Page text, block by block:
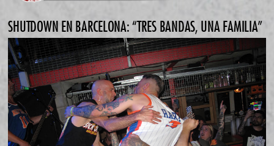
SHUTDOWN EN BARCELONA: “TRES BANDAS, UNA FAMILIA”